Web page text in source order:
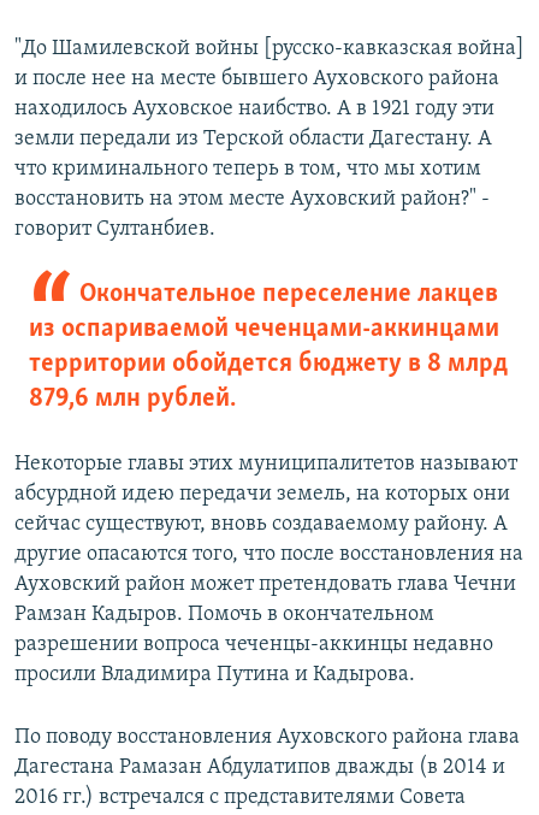
"До Шамилевской войны [русско-кавказская война]
и после нее на месте бывшего Ауховского района
находилось Ауховское наибство. А в 1921 году эти
земли передали из Терской области Дагестану. А
что криминального теперь в том, что мы хотим
восстановить на этом месте Ауховский район?" -
говорит Султанбиев.
Окончательное переселение лакцев
из оспариваемой чеченцами-аккинцами
территории обойдется бюджету в 8 млрд
879,6 млн рублей.
Некоторые главы этих муниципалитетов называют
абсурдной идею передачи земель, на которых они
сейчас существуют, вновь создаваемому району. А
другие опасаются того, что после восстановления на
Ауховский район может претендовать глава Чечни
Рамзан Кадыров. Помочь в окончательном
разрешении вопроса чеченцы-аккинцы недавно
просили Владимира Путина и Кадырова.
По поводу восстановления Ауховского района глава
Дагестана Рамазан Абдулатипов дважды (в 2014 и
2016 гг.) встречался с представителями Совета